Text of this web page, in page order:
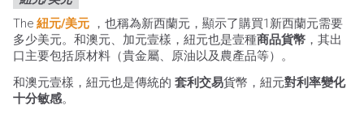
The 紐元/美元 ，也稱為新西蘭元，顯示了購買1新西蘭元需要
多少美元。和澳元、加元壹樣，紐元也是壹種商品貨幣 ，其出
口主要包括原材料（貴金屬、原油以及農產品等）。
和澳元壹樣，紐元也是傳統的 套利交易貨幣，紐元對利率變化
十分敏感。